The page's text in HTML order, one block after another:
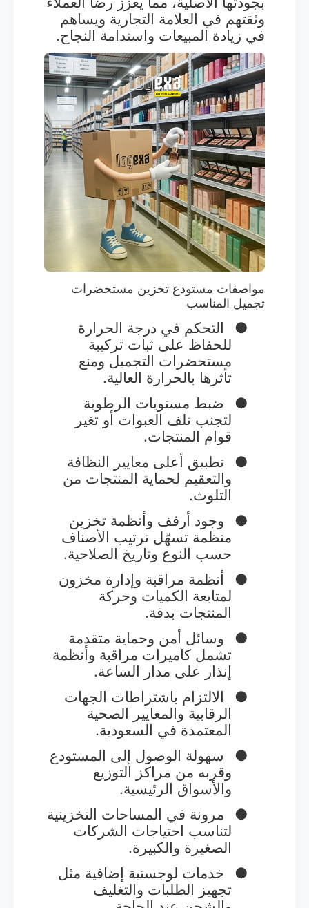
وثقتهم في العلامة التجارية ويساهم
في زيادة المبيعات واستدامة النجاح.
مواصفات مستودع تخزين مستحضرات
تجميل المناسب
●
التحكم في درجة الحرارة
للحفاظ على ثبات تركيبة
مستحضرات التجميل ومنع
تأثرها بالحرارة العالية.
●
ضبط مستويات الرطوبة
لتجنب تلف العبوات أو تغير
قوام المنتجات.
●
تطبيق أعلى معايير النظافة
والتعقيم لحماية المنتجات من
التلوث.
●
وجود أرفف وأنظمة تخزين
منظمة تسهّل ترتيب الأصناف
حسب النوع وتاريخ الصلاحية.
●
أنظمة مراقبة وإدارة مخزون
لمتابعة الكميات وحركة
المنتجات بدقة.
●
وسائل أمن وحماية متقدمة
تشمل كاميرات مراقبة وأنظمة
إنذار على مدار الساعة.
●
الالتزام باشتراطات الجهات
الرقابية والمعايير الصحية
المعتمدة في السعودية.
●
سهولة الوصول إلى المستودع
وقربه من مراكز التوزيع
والأسواق الرئيسية.
●
مرونة في المساحات التخزينية
لتناسب احتياجات الشركات
الصغيرة والكبيرة.
●
خدمات لوجستية إضافية مثل
تجهيز الطلبات والتغليف